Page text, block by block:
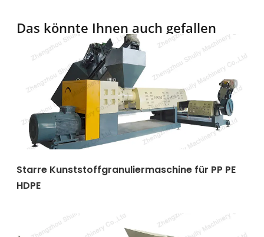
Das könnte Ihnen auch gefallen
Starre Kunststoffgranuliermaschine für PP PE
HDPE